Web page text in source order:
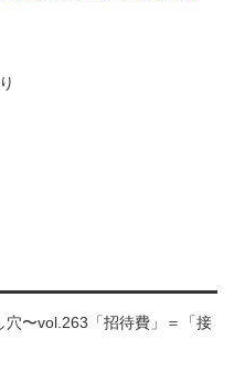
穴〜vol.263「招待費」＝「接